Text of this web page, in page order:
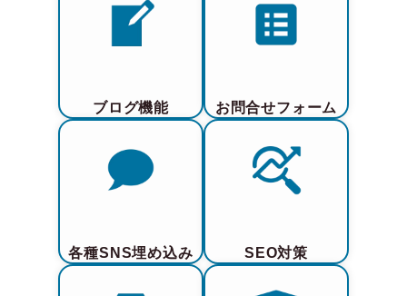
ブログ機能 お問合せフォーム
各種SNS埋め込み SEO対策